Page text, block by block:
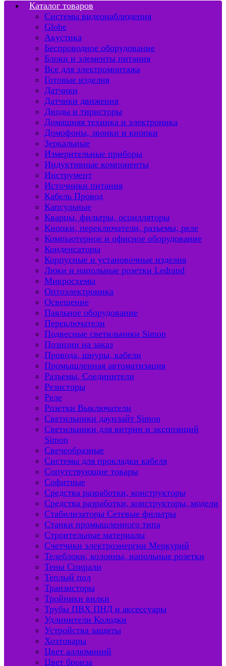
Каталог товаров
Системы видеонаблюдения
Globe
Акустика
Беспроводное оборудование
Блоки и элементы питания
Все для электромонтажа
Готовые изделия
Датчики
Датчики движения
Диоды и тиристоры
Домашняя техника и электроника
Домофоны, звонки и кнопки
Зеркальные
Измерительные приборы
Индуктивные компоненты
Инструмент
Источники питания
Кабель Провод
Капсульные
Кварцы, фильтры, осцилляторы
Кнопки, переключатели, разъемы, реле
Компьютерное и офисное оборудование
Конденсаторы
Корпусные и установочные изделия
Люки и напольные розетки Ledrand
Микросхемы
Оптоэлектроника
Освещение
Паяльное оборудование
Переключатели
Подвесные светильники Simon
Позиции на заказ
Провода, шнуры, кабели
Промышленная автоматизация
Разъемы, Соединители
Резисторы
Реле
Розетки Выключатели
Светильники даунлайт Simon
Светильники для витрин и экспозиций
Simon
Свечеобразные
Системы для прокладки кабеля
Сопутствующие товары
Софитные
Средства разработки, конструкторы
Средства разработки, конструкторы, модели
Стабилизаторы Сетевые фильтры
Станки промышленного типа
Строительные материалы
Счетчики электроэнергии Меркурий
Телеблоки, колонны, напольные розетки
Тены Спирали
Теплый пол
Транзисторы
Тройники вилки
Трубы ПВХ ПНД и аксессуары
Удлинители Колодки
Устройства защиты
Хозтовары
Цвет аллюминий
Цвет бронза